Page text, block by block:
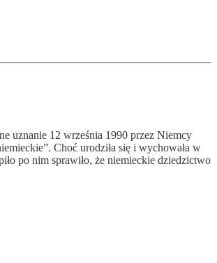
uznanie 12 września 1990 przez Niemcy
Choć urodziła się i wychowała w
po nim sprawiło, że niemieckie dziedzictwo